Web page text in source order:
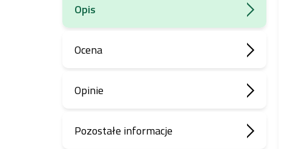
Opis
Ocena
Opinie
Pozostałe informacje